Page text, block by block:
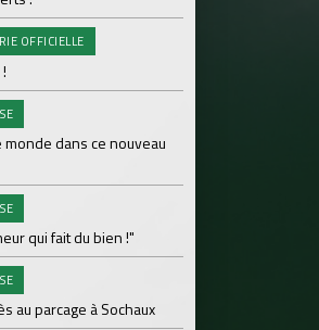
OFFICIELLE
monde dans ce nouveau
qui fait du bien !"
au parcage à Sochaux